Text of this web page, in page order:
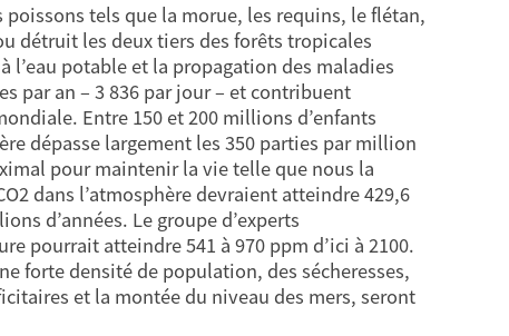
tels que la morue, les requins, le flétan,
détruit les deux tiers des forêts tropicales
l’eau potable et la propagation des maladies
par an – 3 836 par jour – et contribuent
Entre 150 et 200 millions d’enfants
dépasse largement les 350 parties par million
pour maintenir la vie telle que nous la
dans l’atmosphère devraient atteindre 429,6
d’années. Le groupe d’experts
pourrait atteindre 541 à 970 ppm d’ici à 2100.
forte densité de population, des sécheresses,
et la montée du niveau des mers, seront